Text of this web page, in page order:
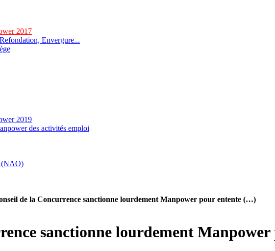
2017
Envergure...
2019
des activités emploi
(NAO)
de la Concurrence sanctionne lourdement Manpower pour entente (…)
sanctionne lourdement